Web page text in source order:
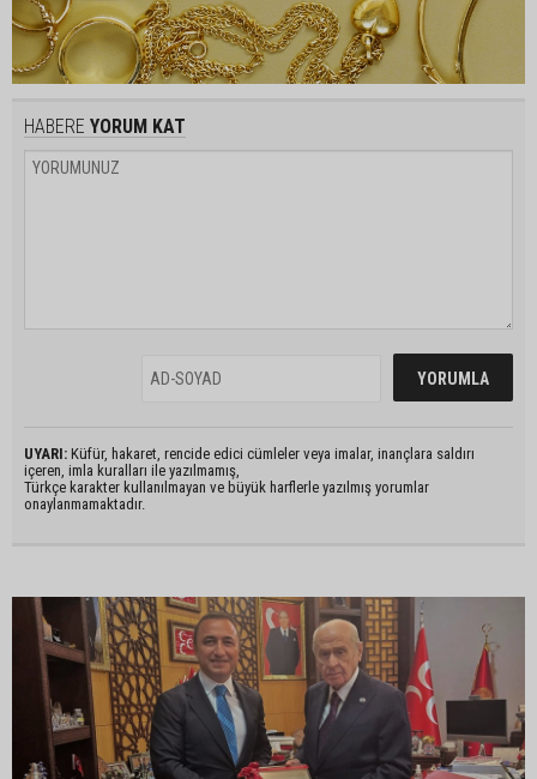
HABERE YORUM KAT
UYARI: Küfür, hakaret, rencide edici cümleler veya imalar, inançlara saldırı
içeren, imla kuralları ile yazılmamış,
Türkçe karakter kullanılmayan ve büyük harflerle yazılmış yorumlar
onaylanmamaktadır.